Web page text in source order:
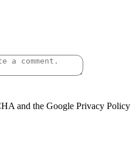
and the Google Privacy Policy